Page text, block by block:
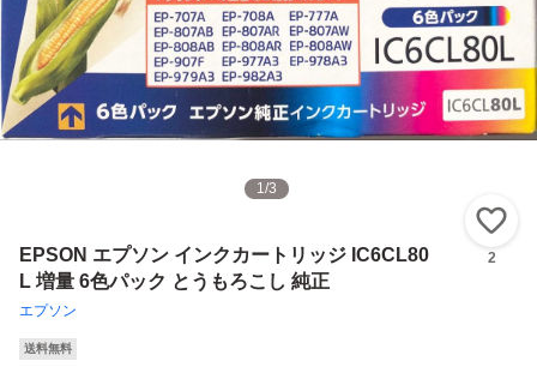
1/3
EPSON エプソン インクカートリッジ IC6CL80
L 増量 6色パック とうもろこし 純正
エプソン
2
送料無料